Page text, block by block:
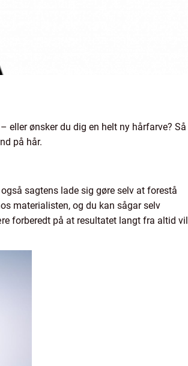
eller ønsker du dig en helt ny hårfarve? Så
på hår.
sagtens lade sig gøre selv at forestå
materialisten, og du kan sågar selv
forberedt på at resultatet langt fra altid vil